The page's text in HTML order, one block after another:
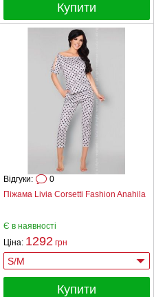
Купити
Піжама Livia Corsetti Fashion Anahila
Відгуки: 0
Є в наявності
Ціна: 1292 грн
Купити